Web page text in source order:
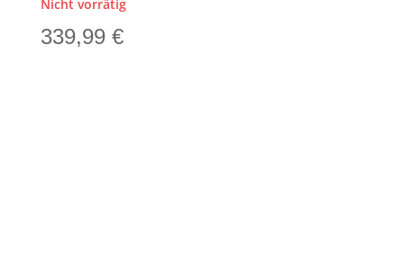
Nicht vorrätig
339,99 €